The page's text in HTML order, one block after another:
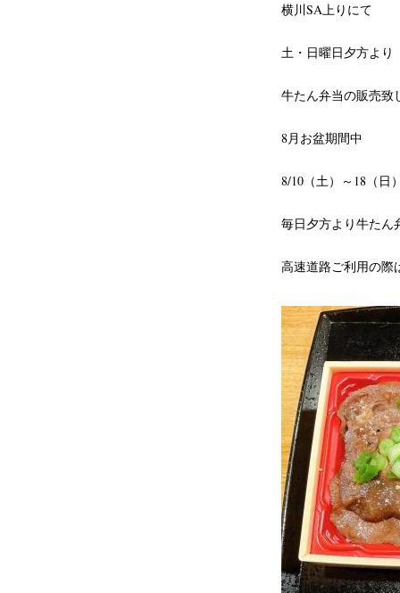
横川SA上りにて
土・日曜日夕方より
牛たん弁当の販売致
8月お盆期間中
8/10（土）～18（日
毎日夕方より牛たん
高速道路ご利用の際